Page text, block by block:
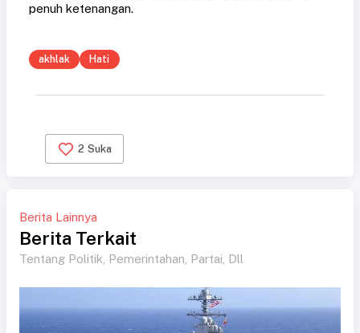
penuh ketenangan.
akhlak Hati
2 Suka
Berita Lainnya
Berita Terkait
Tentang Politik, Pemerintahan, Partai, Dll